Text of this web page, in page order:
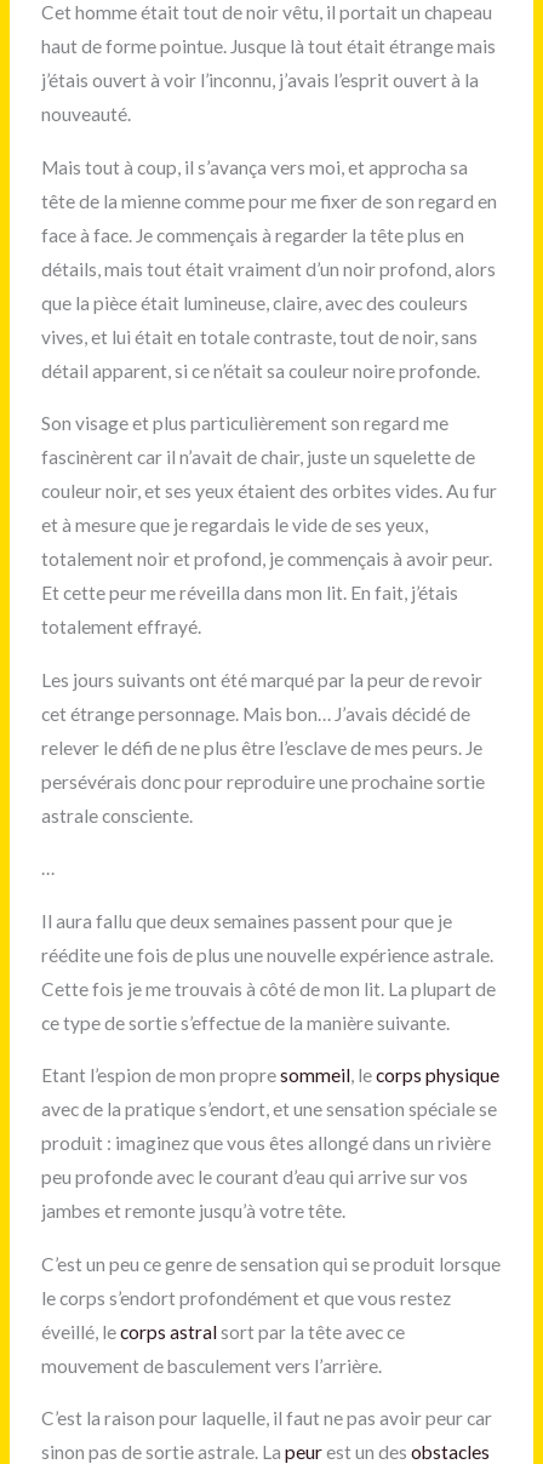
Cet homme était tout de noir vêtu, il portait un chapeau
haut de forme pointue. Jusque là tout était étrange mais
j’étais ouvert à voir l’inconnu, j’avais l’esprit ouvert à la
nouveauté.
Mais tout à coup, il s’avança vers moi, et approcha sa
tête de la mienne comme pour me fixer de son regard en
face à face. Je commençais à regarder la tête plus en
détails, mais tout était vraiment d’un noir profond, alors
que la pièce était lumineuse, claire, avec des couleurs
vives, et lui était en totale contraste, tout de noir, sans
détail apparent, si ce n’était sa couleur noire profonde.
Son visage et plus particulièrement son regard me
fascinèrent car il n’avait de chair, juste un squelette de
couleur noir, et ses yeux étaient des orbites vides. Au fur
et à mesure que je regardais le vide de ses yeux,
totalement noir et profond, je commençais à avoir peur.
Et cette peur me réveilla dans mon lit. En fait, j’étais
totalement effrayé.
Les jours suivants ont été marqué par la peur de revoir
cet étrange personnage. Mais bon… J’avais décidé de
relever le défi de ne plus être l’esclave de mes peurs. Je
persévérais donc pour reproduire une prochaine sortie
astrale consciente.
…
Il aura fallu que deux semaines passent pour que je
réédite une fois de plus une nouvelle expérience astrale.
Cette fois je me trouvais à côté de mon lit. La plupart de
ce type de sortie s’effectue de la manière suivante.
Etant l’espion de mon propresommeil, lecorps physique
avec de la pratique s’endort, et une sensation spéciale se
produit : imaginez que vous êtes allongé dans un rivière
peu profonde avec le courant d’eau qui arrive sur vos
jambes et remonte jusqu’à votre tête.
C’est un peu ce genre de sensation qui se produit lorsque
le corps s’endort profondément et que vous restez
éveillé, lecorps astralsort par la tête avec ce
mouvement de basculement vers l’arrière.
C’est la raison pour laquelle, il faut ne pas avoir peur car
sinon pas de sortie astrale. La peurest un des obstacles